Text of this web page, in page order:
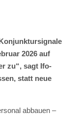
2026 auf
zu“, sagt Ifo-
statt neue
abbauen –